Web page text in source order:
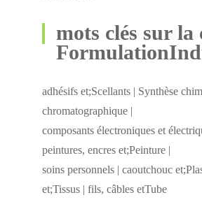
mots clés sur la
adhésifs et;Scellants | Synthèse
chromatographique |
composants électroniques et
peintures, encres et;Peinture |
soins personnels | caoutchouc
et;Tissus | fils, câbles etTube